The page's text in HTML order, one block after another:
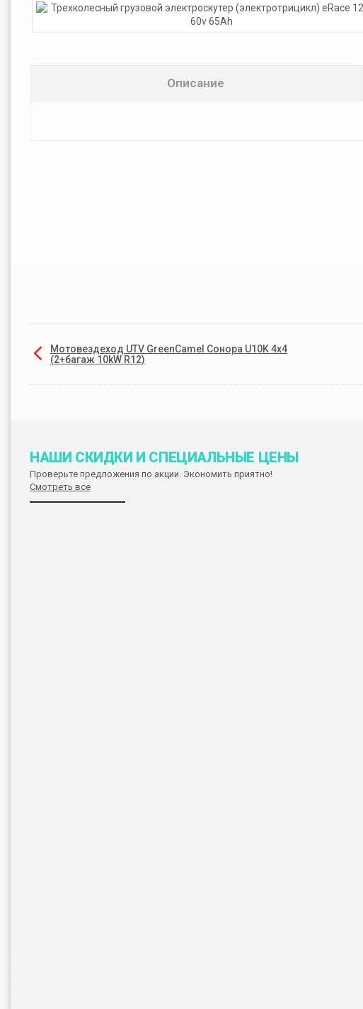
Описание
Мотовездеход UTV GreenCamel Сонора U10K 4x4
(2+багаж 10kW R12)
НАШИ СКИДКИ И СПЕЦИАЛЬНЫЕ ЦЕНЫ
Проверьте предложения по акции. Экономить приятно!
Смотреть все